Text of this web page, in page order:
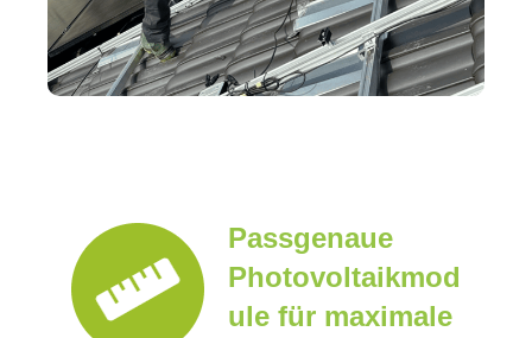
Passgenaue
Photovoltaikmod
ule für maximale